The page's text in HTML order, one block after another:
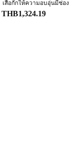
THB1,324.19